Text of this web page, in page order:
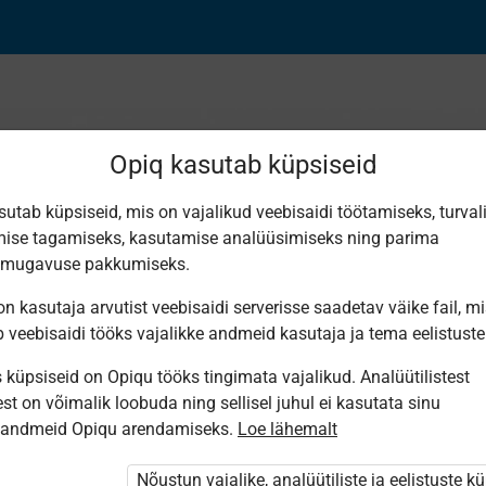
ole Opiqusse sisse logitud.
paketi „Erakasutaja 2024/25”
Opiq kasutab küpsiseid
küpsiseid, mis on vajalikud veebisaidi töötamiseks,
tagamiseks, kasutamise analüüsimiseks ning parima
pakkumiseks.
kasutaja arvutist veebisaidi serverisse saadetav väike fail,
veebisaidi tööks vajalikke andmeid kasutaja ja tema
küpsiseid on Opiqu tööks tingimata vajalikud. Analüütilistest
on võimalik loobuda ning sellisel juhul ei kasutata sinu
Opiqu arendamiseks. Loe lähemalt
Nõustun vajalike, analüütiliste ja eelistuste